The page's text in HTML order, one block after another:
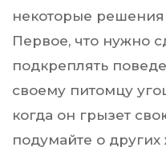
некоторые
Первое, что нужно
подкреплять
своему питомцу
когда он грызет
подумайте о